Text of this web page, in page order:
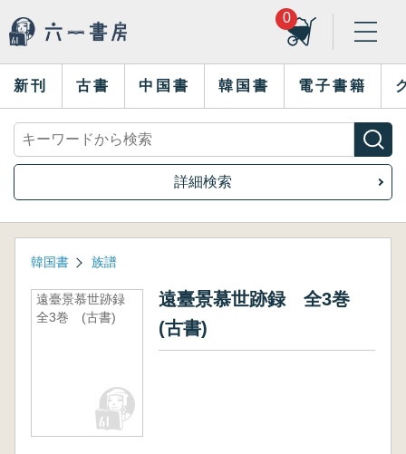
0
新刊 古書 中国書 韓国書 電子書籍
詳細検索
韓国書 族譜
遠臺景慕世跡録
全3巻 (古書)
遠臺景慕世跡録 全3巻
(古書)